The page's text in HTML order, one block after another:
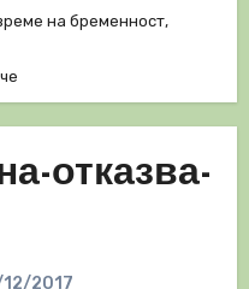
на бременност,
отказва-
2017